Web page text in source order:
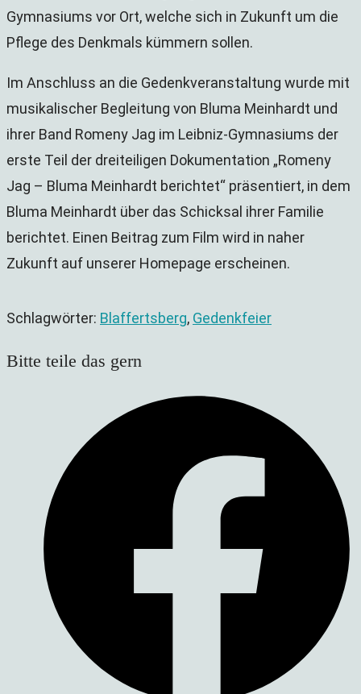
Gymnasiums vor Ort, welche sich in Zukunft um die
Pflege des Denkmals kümmern sollen.
Im Anschluss an die Gedenkveranstaltung wurde mit
musikalischer Begleitung von Bluma Meinhardt und
ihrer Band Romeny Jag im Leibniz-Gymnasiums der
erste Teil der dreiteiligen Dokumentation „Romeny
Jag – Bluma Meinhardt berichtet“ präsentiert, in dem
Bluma Meinhardt über das Schicksal ihrer Familie
berichtet. Einen Beitrag zum Film wird in naher
Zukunft auf unserer Homepage erscheinen.
Schlagwörter: Blaffertsberg, Gedenkfeier
Bitte teile das gern
teilen
einem
neuen
Fenster